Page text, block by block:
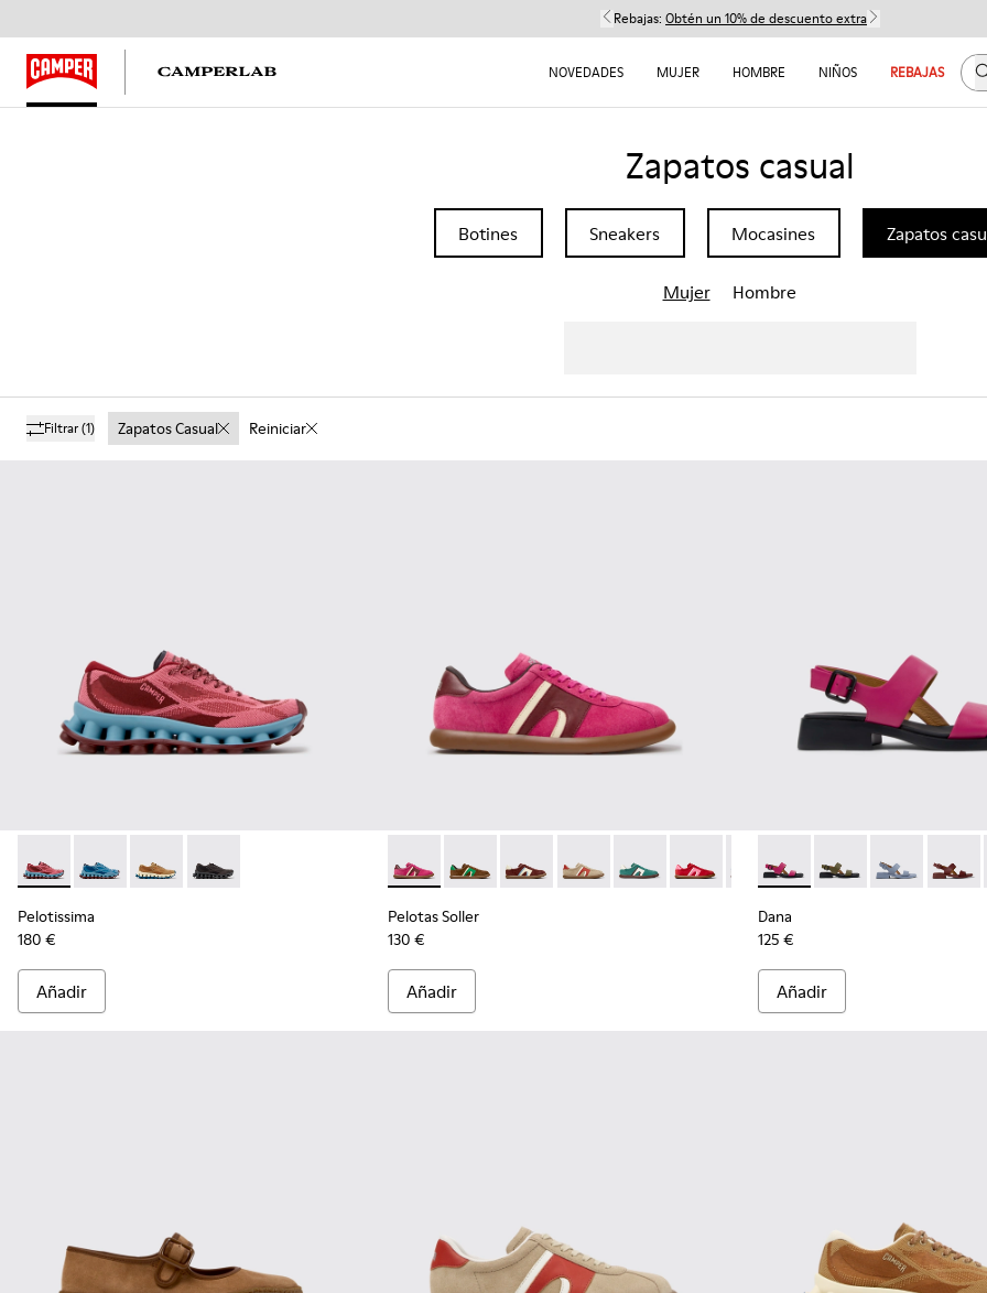
Rebajas: Obtén un 10% de descuento extra
NOVEDADES MUJER HOMBRE NIÑOS REBAJAS
Zapatos casual
Botines Sneakers Mocasines Zapatos
Mujer Hombre
Filtrar(1) Zapatos Casual Reiniciar
Pelotissima - K201922-010 - Zapatillas burdeos de PET reciclado para mujer.
Pelotissima - K201922-011 - Zapatillas azules de PET reciclado y materiales técnicos para mujer.
Pelotissima - K201922-007 - Zapatillas marrones de materiales técnicos de PET reciclado para mujer.
Pelotissima - K201922-006 - Zapatillas negras y grises de PET reciclado y materiales técnicos para
Pelotissima
180 €
Añadir
Pelotas Soller - K201608-041 - Zapatillas multicolor de nobuk y piel para
Pelotas Soller - K201608-038
Pelotas Soller - K201608-037
Pelotas Soller - K201608-036 - Zapatillas multicolor
Pelotas Soller - K201608-031
Pelotas Soller - K201608-029
Pelotas Soller - K201608-027
Pelotas Soller -
Pelotas Soller -
Pelotas
Pelotas Soller
130 €
Añadir
Dana - K201486-019 -
Dana - K201486-020
Dana - Dana -
Dana
125 €
Añadir